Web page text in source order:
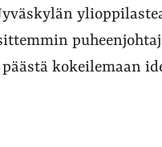
kokeilemaan